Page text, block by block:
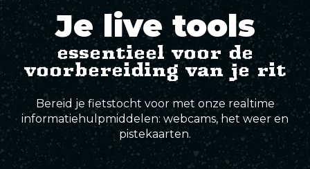
Elite-sporen
Je live tools
essentieel voor de
voorbereiding van je rit
Bereid je fietstocht voor met onze realtime
informatiehulpmiddelen: webcams, het weer en
pistekaarten.